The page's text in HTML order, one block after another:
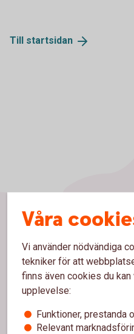
Till startsidan
Våra
Vi använder nödvändiga
tekniker för att
finns även cookies du
upplevelse:
Funktioner, prestanda
Relevant
Hitta snabbt
Kontakta oss
Spärrhjälp
Bli kund